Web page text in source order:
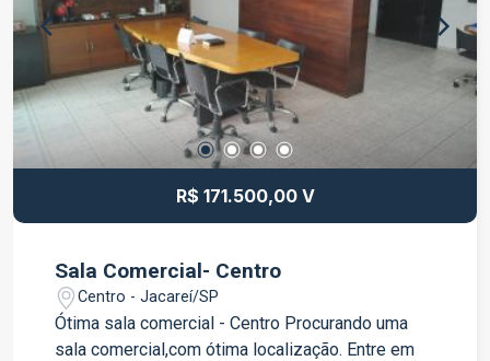
R$ 171.500,00 V
Sala Comercial- Centro
Centro - Jacareí/SP
Ótima sala comercial - Centro Procurando uma
sala comercial,com ótima localização. Entre em